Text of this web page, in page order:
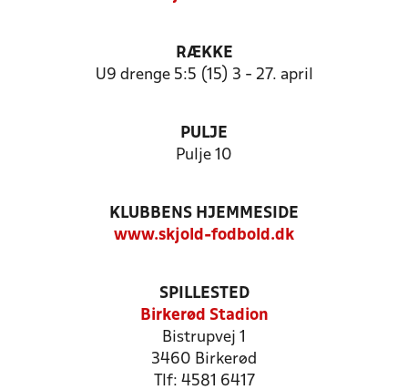
RÆKKE
U9 drenge 5:5 (15) 3 - 27. april
PULJE
Pulje 10
KLUBBENS HJEMMESIDE
www.skjold-fodbold.dk
SPILLESTED
Birkerød Stadion
Bistrupvej 1
3460 Birkerød
Tlf: 4581 6417